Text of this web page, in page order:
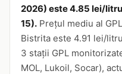
2026) este 4.85 lei/
15). Prețul mediu al
Bistrita este 4.91 lei/
3 stații GPL
MOL, Lukoil, Socar),